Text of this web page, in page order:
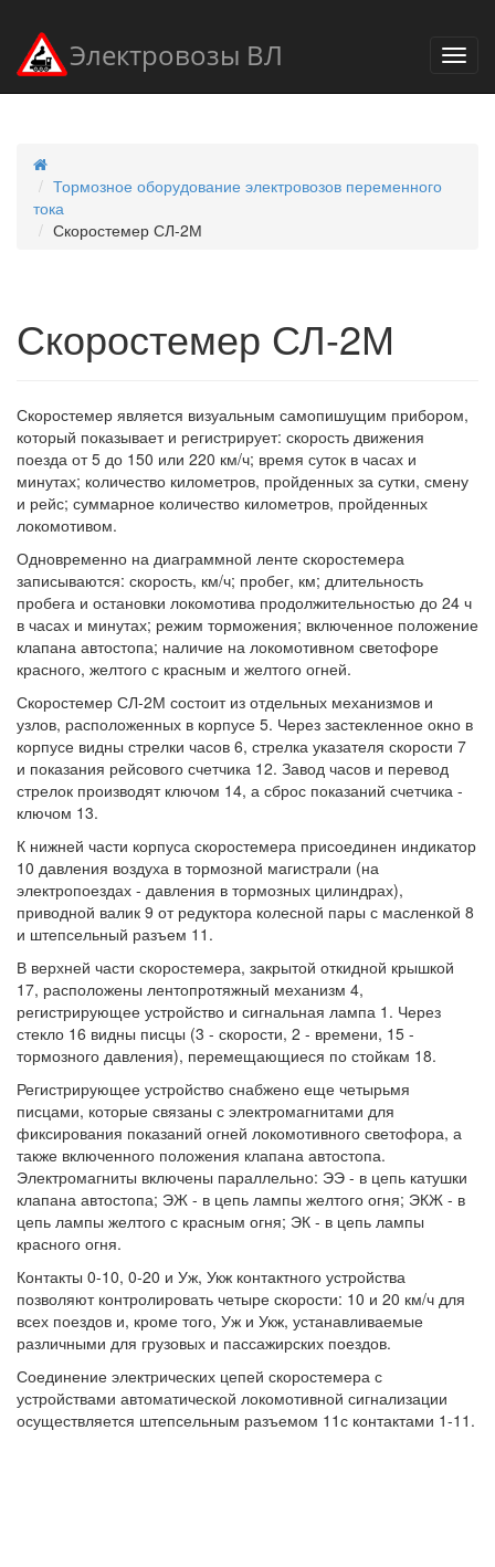
Электровозы ВЛ
Тормозное оборудование электровозов переменного
тока
Скоростемер СЛ-2М
Скоростемер СЛ-2М
Скоростемер является визуальным самопишущим прибором,
который показывает и регистрирует: скорость движения
поезда от 5 до 150 или 220 км/ч; время суток в часах и
минутах; количество километров, пройденных за сутки, смену
и рейс; суммарное количество километров, пройденных
локомотивом.
Одновременно на диаграммной ленте скоростемера
записываются: скорость, км/ч; пробег, км; длительность
пробега и остановки локомотива продолжительностью до 24 ч
в часах и минутах; режим торможения; включенное положение
клапана автостопа; наличие на локомотивном светофоре
красного, желтого с красным и желтого огней.
Скоростемер СЛ-2М состоит из отдельных механизмов и
узлов, расположенных в корпусе 5. Через застекленное окно в
корпусе видны стрелки часов 6, стрелка указателя скорости 7
и показания рейсового счетчика 12. Завод часов и перевод
стрелок производят ключом 14, а сброс показаний счетчика -
ключом 13.
К нижней части корпуса скоростемера присоединен индикатор
10 давления воздуха в тормозной магистрали (на
электропоездах - давления в тормозных цилиндрах),
приводной валик 9 от редуктора колесной пары с масленкой 8
и штепсельный разъем 11.
В верхней части скоростемера, закрытой откидной крышкой
17, расположены лентопротяжный механизм 4,
регистрирующее устройство и сигнальная лампа 1. Через
стекло 16 видны писцы (3 - скорости, 2 - времени, 15 -
тормозного давления), перемещающиеся по стойкам 18.
Регистрирующее устройство снабжено еще четырьмя
писцами, которые связаны с электромагнитами для
фиксирования показаний огней локомотивного светофора, а
также включенного положения клапана автостопа.
Электромагниты включены параллельно: ЭЭ - в цепь катушки
клапана автостопа; ЭЖ - в цепь лампы желтого огня; ЭКЖ - в
цепь лампы желтого с красным огня; ЭК - в цепь лампы
красного огня.
Контакты 0-10, 0-20 и Уж, Укж контактного устройства
позволяют контролировать четыре скорости: 10 и 20 км/ч для
всех поездов и, кроме того, Уж и Укж, устанавливаемые
различными для грузовых и пассажирских поездов.
Соединение электрических цепей скоростемера с
устройствами автоматической локомотивной сигнализации
осуществляется штепсельным разъемом 11с контактами 1-11.